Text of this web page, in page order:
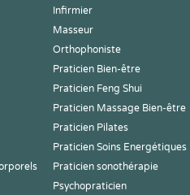
Infirmier
Masseur
Orthophoniste
Praticien Bien-être
Praticien Feng Shui
Praticien Massage Bien-être
Praticien Pilates
Praticien Soins Energétiques
Praticien sonothérapie
Psychopraticien